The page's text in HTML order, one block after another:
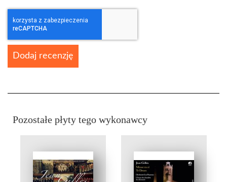
Dodaj recenzję
Pozostałe płyty tego wykonawcy